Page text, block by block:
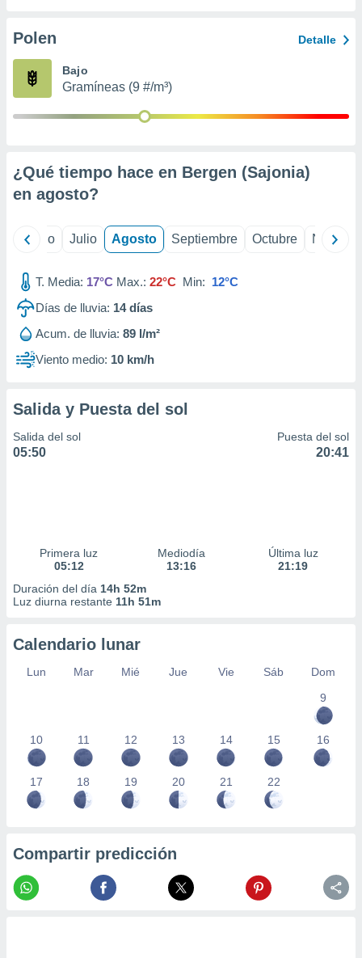
e
mediante
de
1199
Polen Detalle
Bajo
Gramíneas (9 #/m³)
¿Qué tiempo hace en Bergen (Sajonia)
en agosto?
Junio Julio Agosto Septiembre Octubre
T. Media: 17°C Max.: 22°C Min: 12°C
Días de lluvia: 14días
Acum. de lluvia: 89 l/m²
Viento medio: 10 km/h
Salida y Puesta del sol
Salida del sol
05:50
Puesta del sol
20:41
Primera luz
05:12
Mediodía
13:16
Última luz
21:19
Duración del día 14h 52m
Luz diurna restante 11h 51m
Calendario lunar
Lun Mar Mié Jue Vie Sáb
Dom
9
10 11 12 13 14 15 16
17 18 19 20 21 22
Compartir predicción